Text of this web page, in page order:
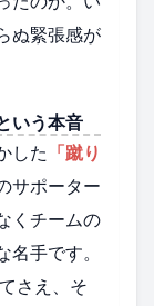
ぬ緊張感が
いう本音
した 「蹴り
サポーター
くチームの
手です。
さえ、そ